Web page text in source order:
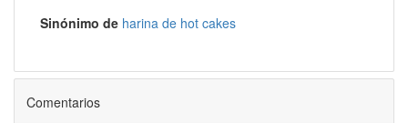
Sinónimo de harina de hot cakes
Comentarios